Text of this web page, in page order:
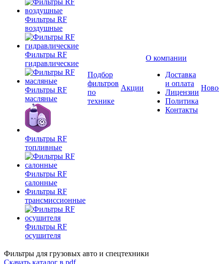
Фильтры RF
воздушные
Фильтры RF
гидравлические
Фильтры RF
масляные
Фильтры RF
топливные
Фильтры RF
салонные
Фильтры RF
трансмиссионные
Фильтры RF
осушителя
Подбор
фильтров
по
технике
Акции
О компании
Доставка
и оплата
Лицензии
Политика
Контакты
Фильтры для грузовых авто и спецтехники
Скачать каталог в pdf